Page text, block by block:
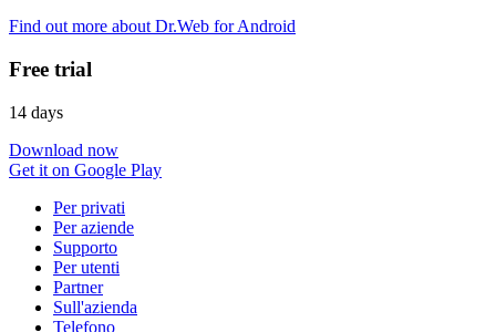
Find out more about Dr.Web for Android
Free trial
14 days
Download now
Get it on Google Play
Per privati
Per aziende
Supporto
Per utenti
Partner
Sull'azienda
Telefono